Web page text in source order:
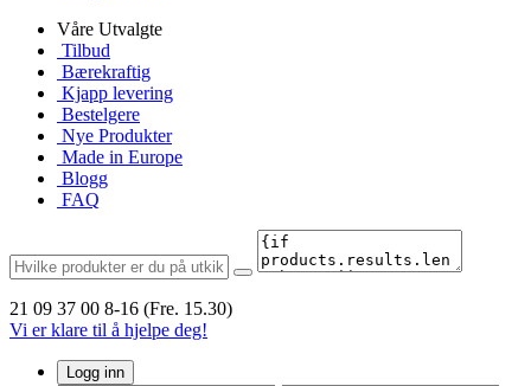
Våre Utvalgte
Tilbud
Bærekraftig
Kjapp levering
Bestelgere
Nye Produkter
Made in Europe
Blogg
FAQ
21 09 37 00 8-16 (Fre. 15.30)
Vi er klare til å hjelpe deg!
Logg inn